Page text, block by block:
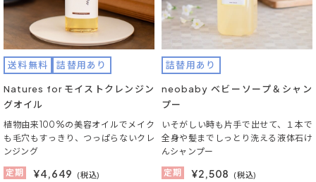
送料無料 詰替用あり
Natures for モイストクレンジン
グオイル
植物由来100%の美容オイルでメイク
も毛穴もすっきり、つっぱらないクレ
ンジング
定期
¥4,649 (税込)
詰替用あり
neobaby ベビーソープ＆シャン
プー
いそがしい時も片手で出せて、１本で
全身や髪までしっとり洗える液体石け
んシャンプー
定期
¥2,508 (税込)